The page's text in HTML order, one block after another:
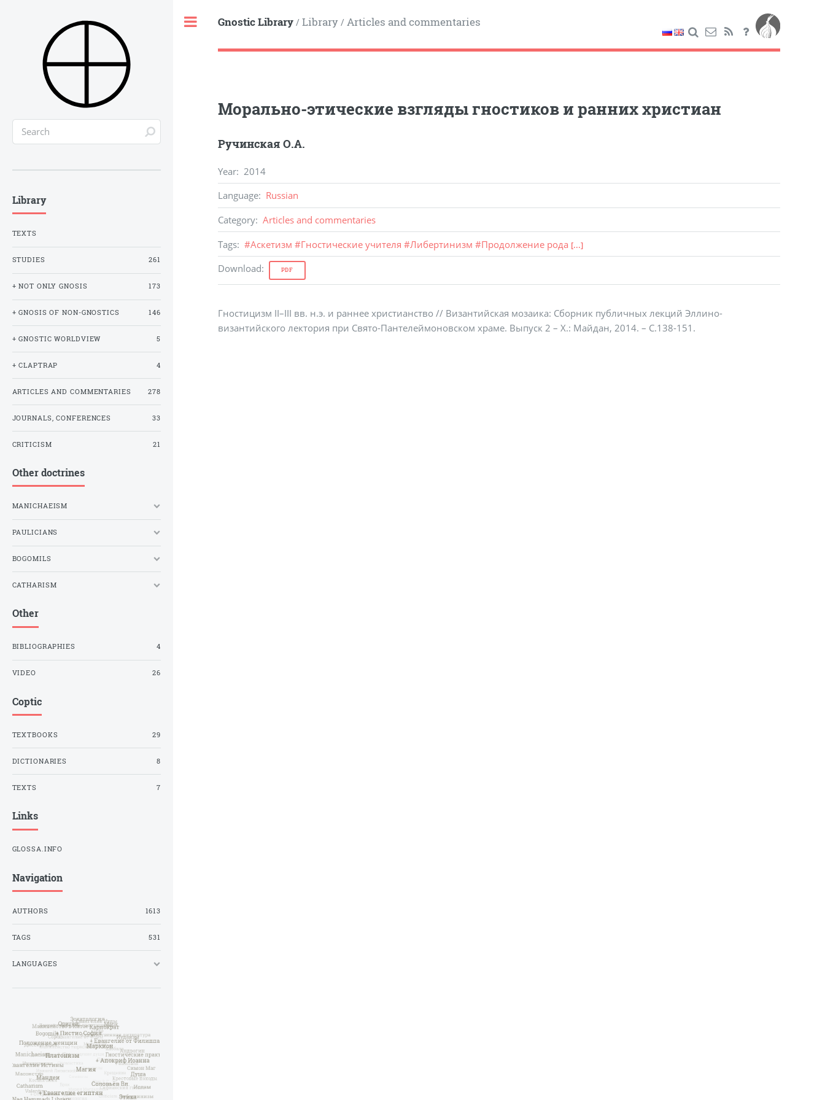
Gnostic Library/ Library/ Articles and commentaries
Морально-этические взгляды гностиков и ранних христиан
Ручинская О.А.
Year: 2014
Language: Russian
Category: Articles and commentaries
Tags: #Аскетизм #Гностические учителя #Либертинизм #Продолжение рода [...]
Download: PDF
Гностицизм ІІ–ІІІ вв. н.э. и раннее христианство // Византийская мозаика: Сборник публичных лекций Эллино-
византийского лектория при Свято-Пантелеймоновском храме. Выпуск 2 – Х.: Майдан, 2014. – С.138-151.
Library
TEXTS
STUDIES 261
+ NOT ONLY GNOSIS 173
+ GNOSIS OF NON-GNOSTICS 146
+ GNOSTIC WORLDVIEW 5
+ CLAPTRAP 4
ARTICLES AND COMMENTARIES 278
JOURNALS, CONFERENCES 33
CRITICISM 21
Other doctrines
MANICHAEISM
PAULICIANS
BOGOMILS
CATHARISM
Other
BIBLIOGRAPHIES 4
VIDEO 26
Coptic
TEXTBOOKS 29
DICTIONARIES 8
TEXTS 7
Links
GLOSSA.INFO
Navigation
AUTHORS 1613
TAGS 531
LANGUAGES
Toggle